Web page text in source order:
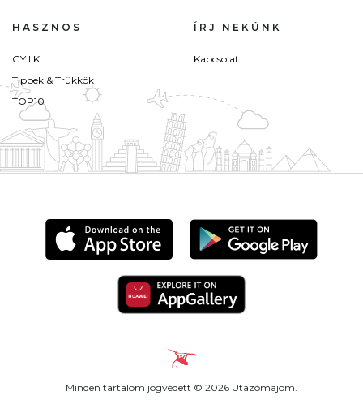
HASZNOS
GY.I.K.
Tippek & Trükkök
TOP10
ÍRJ NEKÜNK
Kapcsolat
Minden tartalom jogvédett © 2026 Utazómajom.